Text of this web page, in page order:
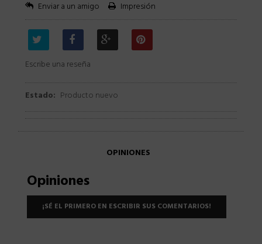
Enviar a un amigo Impresión
Escribe una reseña
Estado: Producto nuevo
OPINIONES
Opiniones
¡SÉ EL PRIMERO EN ESCRIBIR SUS COMENTARIOS!